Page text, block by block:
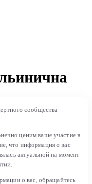
сообщества
ценим ваше участие в
что информация о вас
актуальной на момент
о вас, обращайтесь